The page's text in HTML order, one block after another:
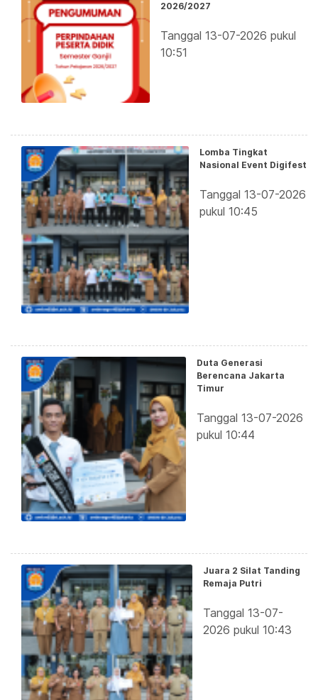
2026/2027
Tanggal 13-07-2026 pukul
10:51
Lomba Tingkat
Nasional Event Digifest
Tanggal 13-07-2026
pukul 10:45
Duta Generasi
Berencana Jakarta
Timur
Tanggal 13-07-2026
pukul 10:44
Juara 2 Silat Tanding
Remaja Putri
Tanggal 13-07-
2026 pukul 10:43